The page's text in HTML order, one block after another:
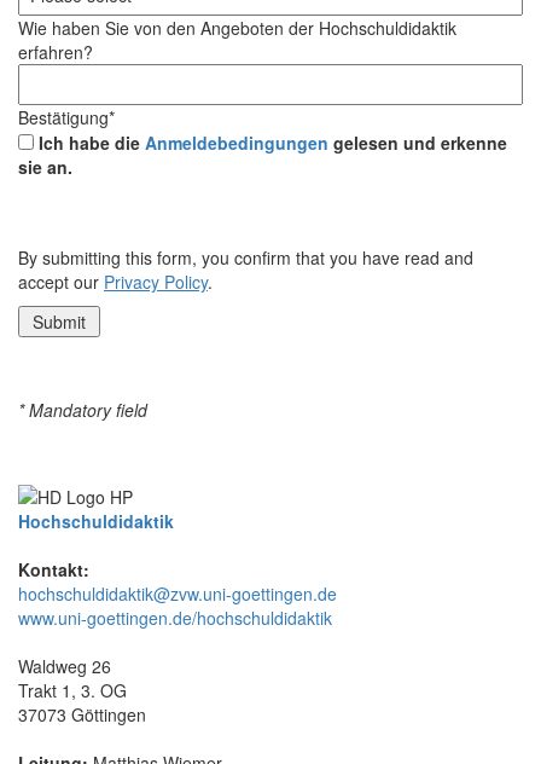
Wie haben Sie von den Angeboten der Hochschuldidaktik
erfahren?
Bestätigung*
Ich habe die Anmeldebedingungen gelesen und erkenne
sie an.
By submitting this form, you confirm that you have read and
accept our Privacy Policy.
* Mandatory field
Hochschuldidaktik
Kontakt:
hochschuldidaktik@zvw.uni-goettingen.de
www.uni-goettingen.de/hochschuldidaktik
Waldweg 26
Trakt 1, 3. OG
37073 Göttingen